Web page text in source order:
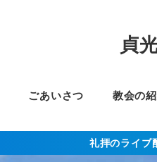
貞
ごあいさつ 教会の
礼拝のライブ